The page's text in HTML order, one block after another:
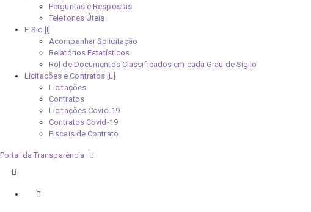
Perguntas e Respostas
Telefones Úteis
E-Sic [I]
Acompanhar Solicitação
Relatórios Estatísticos
Rol de Documentos Classificados em cada Grau de Sigilo
Licitações e Contratos [L]
Licitações
Contratos
Licitações Covid-19
Contratos Covid-19
Fiscais de Contrato
Portal da Transparência